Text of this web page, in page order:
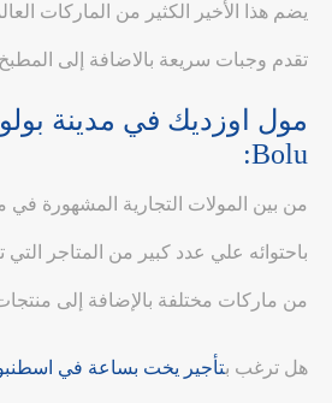
يضم هذا الأخير الكثير من الماركات
تقدم وجبات سريعة بالاضافة إلى
Bolu:
من بين المولات التجارية المشهورة في
باحتوائه علي عدد كبير من المتاجر
من ماركات مختلفة بالإضافة إلى
هل ترغب بتأجير يخت بساعة في